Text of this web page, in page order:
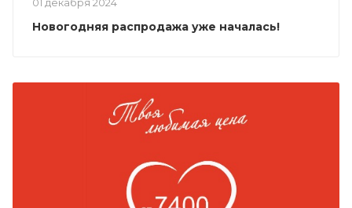
Новогодняя распродажа уже началась!